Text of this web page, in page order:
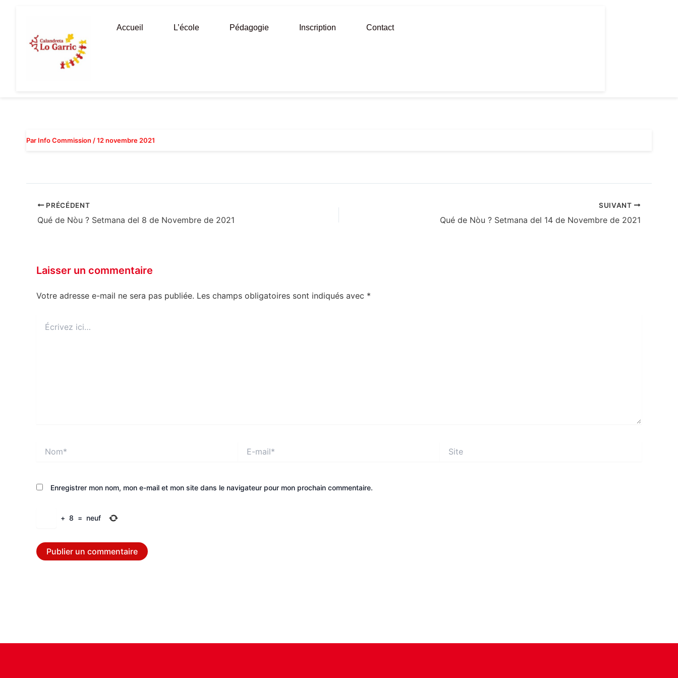
Accueil L’école Pédagogie Inscription Contact
Par Info Commission /12 novembre 2021
PRÉCÉDENT
Qué de Nòu ? Setmana del 8 de Novembre de 2021
SUIVANT
Qué de Nòu ? Setmana del 14 de Novembre de 2021
Laisser un commentaire
Votre adresse e-mail ne sera pas publiée. Les champs obligatoires sont indiqués avec *
ici…
mail*
Enregistrer mon nom, mon e-mail et mon site dans le navigateur pour mon prochain commentaire.
+ 8 = neuf